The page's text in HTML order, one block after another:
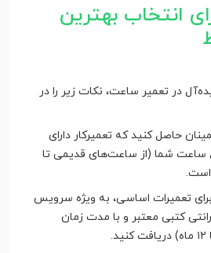
انتخاب بهترین
در تعمیر ساعت، نکات زیر را در
حاصل کنید که تعمیرکار دارای
شما (از ساعت‌های قدیمی تا
است.
تعمیرات اساسی، به ویژه سرویس
کتبی معتبر و با مدت زمان